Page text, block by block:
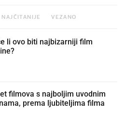
NAJČITANIJE VEZANO
li ovo biti najbizarniji film
filmova s najboljim uvodnim
prema ljubiteljima filma